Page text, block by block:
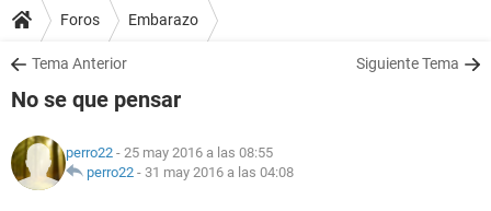
FOROS
SALUD
NUTRICIÓN
Foros Embarazo
Tema Anterior Siguiente Tema
No se que pensar
perro22 - 25 may 2016 a las 08:55
perro22 - 31 may 2016 a las 04:08